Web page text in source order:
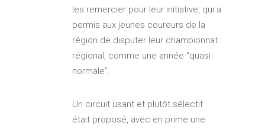
les remercier pour leur initiative, qui a
permis aux jeunes coureurs de la
région de disputer leur championnat
régional, comme une année “quasi
normale”.
Un circuit usant et plutôt sélectif
était proposé, avec en prime une